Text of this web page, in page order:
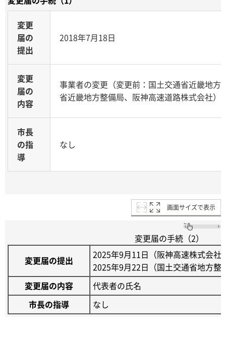
変更
届の
提出
2018年7月18日
変更
届の
内容
事業者の変更（変更前：国土交通省近畿地
省近畿地方整備局、阪神高速道路株式会社）
市長
の指
導
なし
画面サイズで表示
変更届の手続（2）
変更届の提出
2025年9月11日（阪神高速株式会社
2025年9月22日（国土交通省地方整
変更届の内容
代表者の氏名
市長の指導
なし